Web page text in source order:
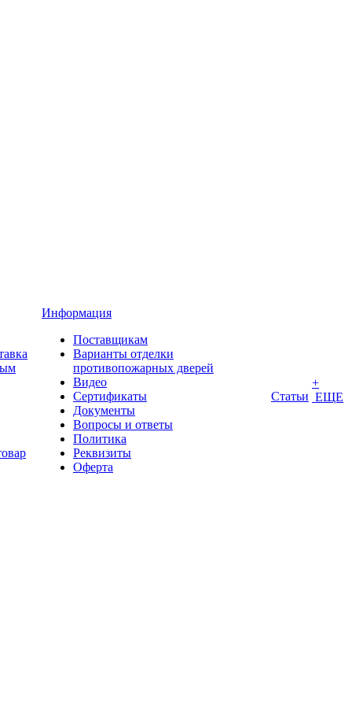
Информация
Поставщикам
Варианты отделки
противопожарных дверей
Видео
Сертификаты
Документы
Вопросы и ответы
Политика
Реквизиты
Оферта
Статьи
+
ЕЩЕ